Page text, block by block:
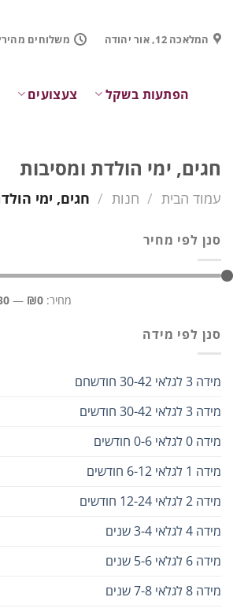
contentהמלאכה 12, אור יהודה משלוחים
הפתעות בשקל צעצועים
חגים, ימי הולדת ומסיבות
עמוד הבית / חנות / חגים, ימי
סנן לפי מחיר
מחיר: ₪0
—
סנן לפי מידה
מידה 3 לגלאי 30-42 חודשחם
מידה 3 לגלאי 30-42 חודשים
מידה 0 לגלאי 0-6 חודשים
מידה 1 לגלאי 6-12 חודשים
מידה 2 לגלאי 12-24 חודשים
מידה 4 לגלאי 3-4 שנים
מידה 6 לגלאי 5-6 שנים
מידה 8 לגלאי 7-8 שנים